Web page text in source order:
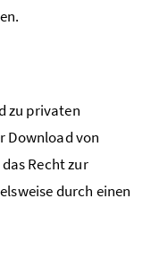
zu privaten
Download von
Recht zur
durch einen